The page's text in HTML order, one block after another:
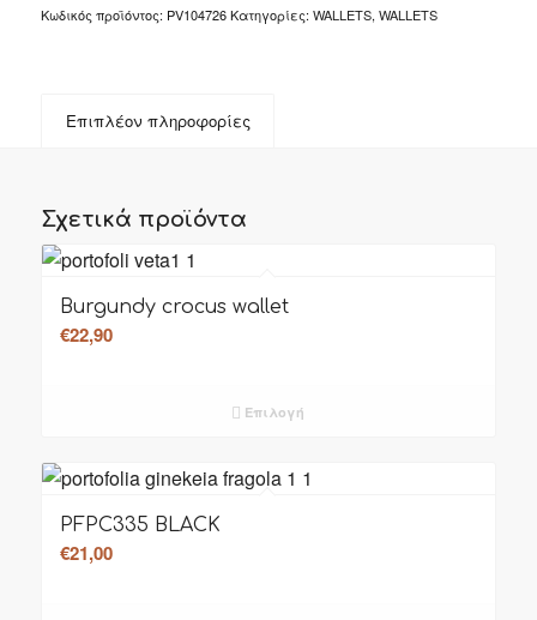
Κωδικός προϊόντος: PV104726 Κατηγορίες: WALLETS, WALLETS
Επιπλέον πληροφορίες
Σχετικά προϊόντα
Burgundy crocus wallet
€22,90
Επιλογή
PFPC335 BLACK
€21,00